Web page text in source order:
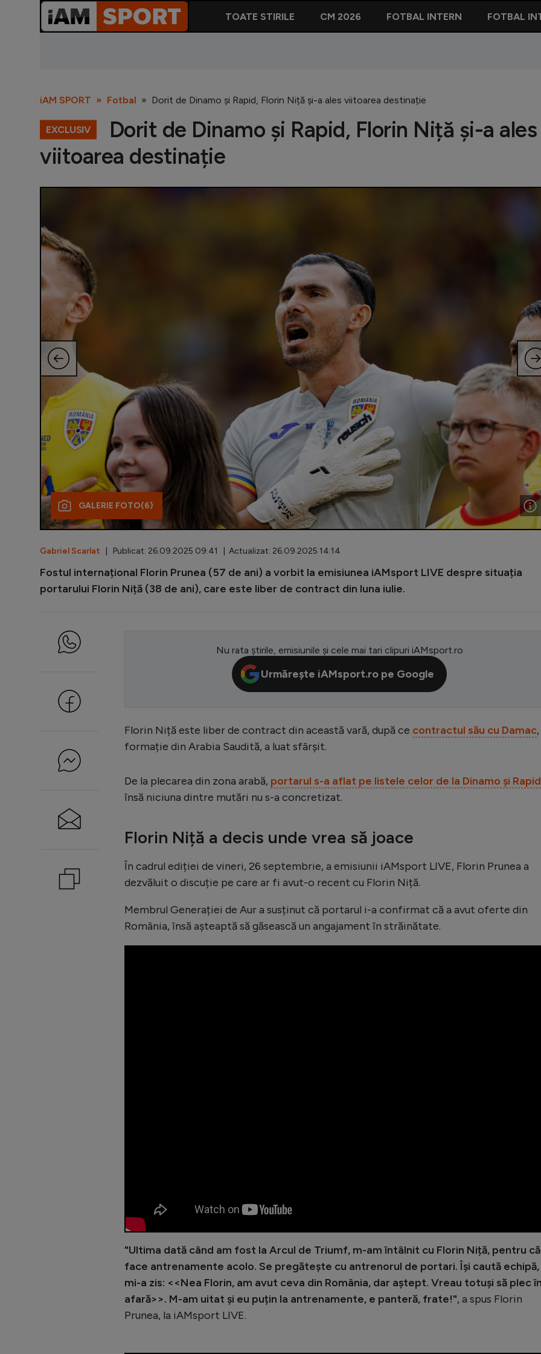
TOATE STIRILE CM 2026 FOTBAL INTERN FOTBAL
iAM SPORT Fotbal Dorit de Dinamo și Rapid, Florin Niță și-a ales viitoarea destinație
EXCLUSIV
Dorit de Dinamo și Rapid, Florin Niță și-a ales
viitoarea destinație
GALERIE FOTO(6)
Gabriel Scarlat | Publicat: 26.09.2025 09:41 | Actualizat: 26.09.2025 14:14
Fostul internațional Florin Prunea (57 de ani) a vorbit la emisiunea iAMsport LIVE despre situația
portarului Florin Niță (38 de ani), care este liber de contract din luna iulie.
Nu rata știrile, emisiunile și cele mai tari clipuri iAMsport.ro
Urmărește iAMsport.ro pe Google
Florin Niță este liber de contract din această vară, după ce contractul său cu Damac,
formație din Arabia Saudită, a luat sfârșit.
De la plecarea din zona arabă, portarul s-a aflat pe listele celor de la Dinamo și Rapid
însă niciuna dintre mutări nu s-a concretizat.
Florin Niță a decis unde vrea să joace
În cadrul ediției de vineri, 26 septembrie, a emisiunii iAMsport LIVE, Florin Prunea a
dezvăluit o discuție pe care ar fi avut-o recent cu Florin Niță.
Membrul Generației de Aur a susținut că portarul i-a confirmat că a avut oferte din
România, însă așteaptă să găsească un angajament în străinătate.
"Ultima dată când am fost la Arcul de Triumf, m-am întâlnit cu Florin Niță, pentru
face antrenamente acolo. Se pregătește cu antrenorul de portari. Își caută echipă,
mi-a zis: <<Nea Florin, am avut ceva din România, dar aștept. Vreau totuși să plec
afară>>. M-am uitat și eu puțin la antrenamente, e panteră, frate!", a spus Florin
Prunea, la iAMsport LIVE.